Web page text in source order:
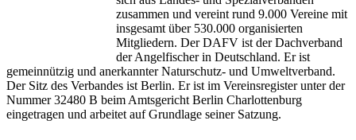
zusammen und vereint rund 9.000 Vereine mit
insgesamt über 530.000 organisierten
Mitgliedern. Der DAFV ist der Dachverband
der Angelfischer in Deutschland. Er ist
gemeinnützig und anerkannter Naturschutz- und Umweltverband.
Der Sitz des Verbandes ist Berlin. Er ist im Vereinsregister unter der
Nummer 32480 B beim Amtsgericht Berlin Charlottenburg
eingetragen und arbeitet auf Grundlage seiner Satzung.